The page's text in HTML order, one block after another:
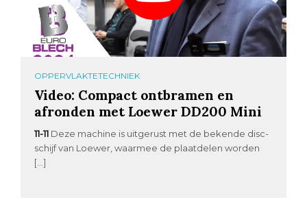
OPPERVLAKTETECHNIEK
Video: Compact ontbramen en
afronden met Loewer DD200 Mini
11-11 Deze machine is uitgerust met de bekende disc-
schijf van Loewer, waarmee de plaatdelen worden
[…]